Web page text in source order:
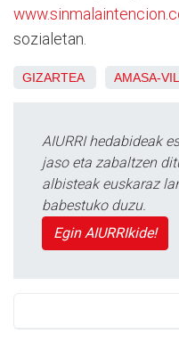
sozialetan.
GIZARTEA AMASA-
AIURRI hedabideak
jaso eta zabaltzen
albisteak euskaraz
babestuko duzu.
Egin AIURRIkide!